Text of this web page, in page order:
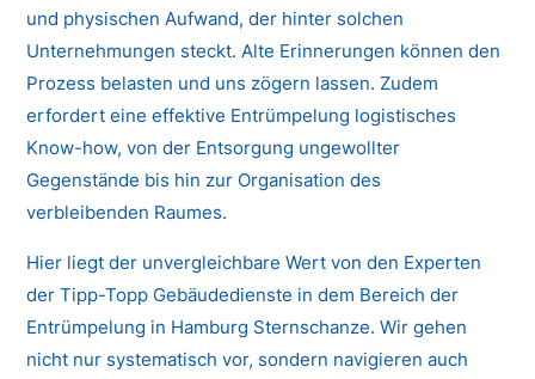
und physischen Aufwand, der hinter solchen
Unternehmungen steckt. Alte Erinnerungen können den
Prozess belasten und uns zögern lassen. Zudem
erfordert eine effektive Entrümpelung logistisches
Know-how, von der Entsorgung ungewollter
Gegenstände bis hin zur Organisation des
verbleibenden Raumes.
Hier liegt der unvergleichbare Wert von den Experten
der Tipp-Topp Gebäudedienste in dem Bereich der
Entrümpelung in Hamburg Sternschanze. Wir gehen
nicht nur systematisch vor, sondern navigieren auch